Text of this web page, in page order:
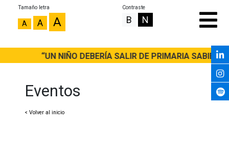
Tamaño letra
A A A
Contraste
B N
“UN NIÑO DEBERÍA SALIR DE PRIMARIA
Eventos
< Volver al inicio